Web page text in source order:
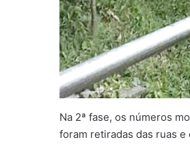
Na 2ª fase, os números
foram retiradas das ruas